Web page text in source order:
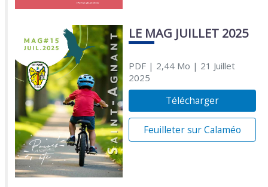
LE MAG JUILLET 2025
PDF| 2,44 Mo | 21 Juillet
2025
Télécharger
Feuilleter sur Calaméo